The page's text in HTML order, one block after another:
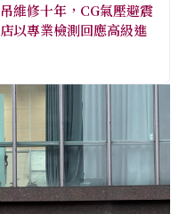
維修十年，CG氣壓避震
以專業檢測回應高級進